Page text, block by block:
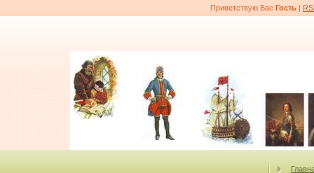
Приветствую Вас Гость |